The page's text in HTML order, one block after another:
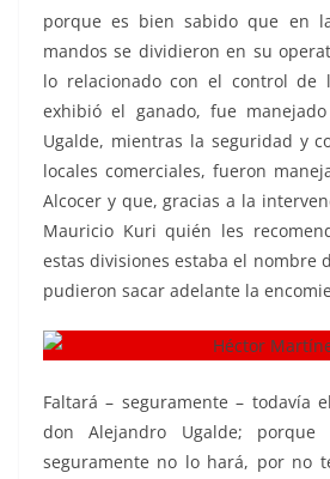
porque es bien sabido que en
mandos se dividieron en su
lo relacionado con el control de
exhibió el ganado, fue
Ugalde, mientras la seguridad y
locales comerciales, fueron
Alcocer y que, gracias a la
Mauricio Kuri quién les
estas divisiones estaba el nombre
pudieron sacar adelante la
Faltará – seguramente – todavía
don Alejandro Ugalde;
seguramente no lo hará, por no